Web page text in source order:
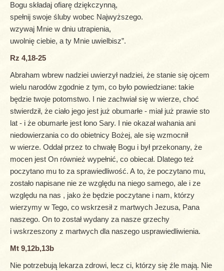
Bogu składaj ofiarę dziękczynną,
spełnij swoje śluby wobec Najwyższego.
wzywaj Mnie w dniu utrapienia,
uwolnię ciebie, a ty Mnie uwielbisz”.
Rz 4,18-25
Abraham wbrew nadziei uwierzył nadziei, że stanie się ojcem
wielu narodów zgodnie z tym, co było powiedziane: takie
będzie twoje potomstwo. I nie zachwiał się w wierze, choć
stwierdził, że ciało jego jest już obumarłe - miał już prawie sto
lat - i że obumarłe jest łono Sary. I nie okazał wahania ani
niedowierzania co do obietnicy Bożej, ale się wzmocnił
w wierze. Oddał przez to chwałę Bogu i był przekonany, że
mocen jest On również wypełnić, co obiecał. Dlatego też
poczytano mu to za sprawiedliwość. A to, że poczytano mu,
zostało napisane nie ze względu na niego samego, ale i ze
względu na nas , jako że będzie poczytane i nam, którzy
wierzymy w Tego, co wskrzesił z martwych Jezusa, Pana
naszego. On to został wydany za nasze grzechy
i wskrzeszony z martwych dla naszego usprawiedliwienia.
Mt 9,12b,13b
Nie potrzebują lekarza zdrowi, lecz ci, którzy się źle mają. Nie